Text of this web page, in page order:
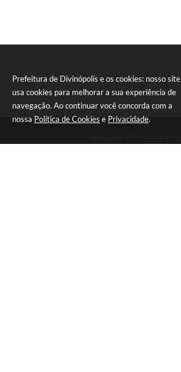
Prefeitura de Divinópolis e os cookies: nosso site
usa cookies para melhorar a sua experiência de
navegação. Ao continuar você concorda com a
nossa Política de Cookies e Privacidade.